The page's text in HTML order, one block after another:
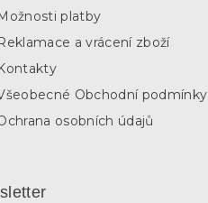
platby
a vrácení zboží
Obchodní podmínky
osobních údajů